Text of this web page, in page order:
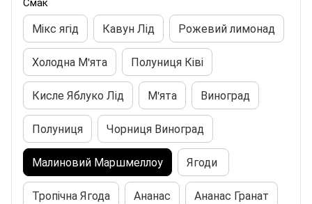
Мікс ягід Кавун Лід Рожевий лимонад
Холодна М'ята Полуниця Ківі
Кисле Яблуко Лід М'ята Виноград
Полуниця Чорниця Виноград
Малиновий Маршмеллоу Ягоди
Тропічна Ягода Ананас Ананас Гранат